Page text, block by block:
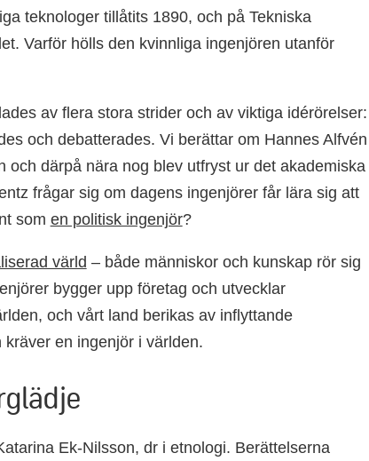
teknologer tillåtits 1890, och på Tekniska
Varför hölls den kvinnliga ingenjören utanför
av flera stora strider och av viktiga idérörelser:
och debatterades. Vi berättar om Hannes Alfvén
och därpå nära nog blev utfryst ur det akademiska
frågar sig om dagens ingenjörer får lära sig att
som en politisk ingenjör?
värld – både människor och kunskap rör sig
bygger upp företag och utvecklar
och vårt land berikas av inflyttande
en ingenjör i världen.
Ek-Nilsson, dr i etnologi. Berättelserna